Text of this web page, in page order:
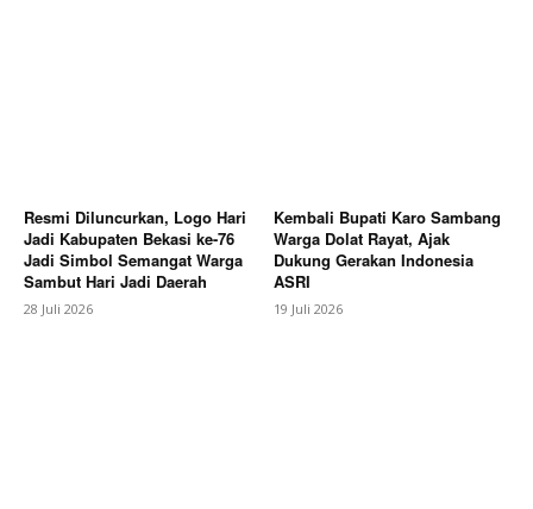
Contact us
Subscription Plans
Resmi Diluncurkan, Logo Hari
Jadi Kabupaten Bekasi ke-76
Jadi Simbol Semangat Warga
Sambut Hari Jadi Daerah
28 Juli 2026
Kembali Bupati Karo Sambang
Warga Dolat Rayat, Ajak
Dukung Gerakan Indonesia
ASRI
19 Juli 2026